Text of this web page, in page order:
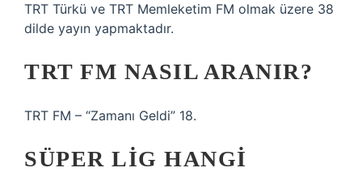
TRT Türkü ve TRT Memleketim FM olmak üzere 38
dilde yayın yapmaktadır.
TRT FM NASIL ARANIR?
TRT FM – “Zamanı Geldi” 18.
SÜPER LIG HANGI